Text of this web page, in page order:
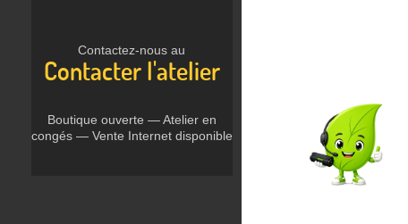
Contactez-nous au
Contacter l'atelier
Boutique ouverte — Atelier en
congés — Vente Internet disponible